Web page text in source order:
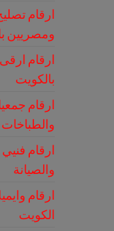
ارقام
ومصريين
ارقام
بالكويت
ارقام
ارقام
والصيانة
ارقام
الكويت